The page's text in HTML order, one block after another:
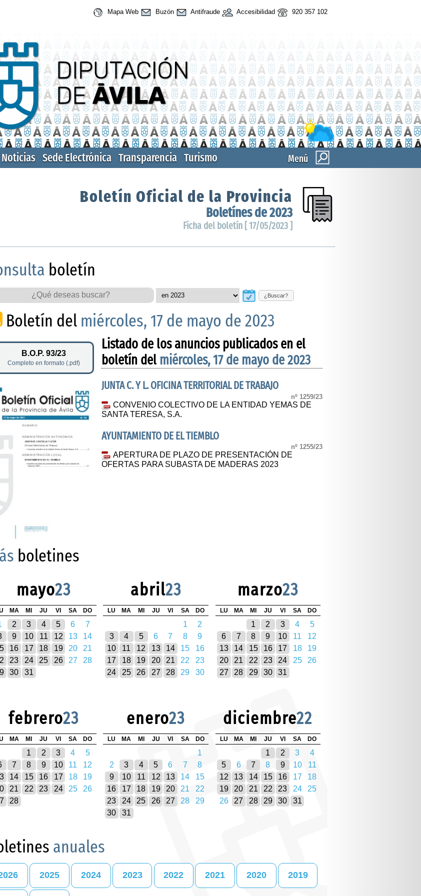
Mapa Web Buzón Antifraude Accesibilidad 920 357 102
Menú
Noticias Sede Electrónica Transparencia Turismo
Boletín Oficial de la Provincia
Boletínes de 2023
Ficha del boletín [ 17/05/2023 ]
boletín
¿Buscar?
Boletín del miércoles, 17 de mayo de 2023
B.O.P. 93/23
Completo en formato (.pdf)
Listado de los anuncios publicados en el
boletín del miércoles, 17 de mayo de 2023
JUNTA C. Y L. OFICINA TERRITORIAL DE TRABAJO
nº 1259/23
CONVENIO COLECTIVO DE LA ENTIDAD YEMAS DE
SANTA TERESA, S.A.
AYUNTAMIENTO DE EL TIEMBLO
nº 1255/23
APERTURA DE PLAZO DE PRESENTACIÓN DE
OFERTAS PARA SUBASTA DE MADERAS 2023
boletines
mayo23
MA MI JU VI SA DO
2 3 4 5 6
7
9 10 11 12 13
14
16 17 18 19 20
21
23 24 25 26 27
28
30 31
abril23
LU MA MI JU VI SA DO
1
2
3
4 5 6 7 8
9
10
11 12 13 14 15
16
17
18 19 20 21 22
23
24
25 26 27 28 29 30
marzo23
LU MA MI JU VI SA DO
1 2 3 4
5
6
7 8 9 10 11
12
13
14 15 16 17 18
19
20
21 22 23 24 25
26
27
28 29 30 31
febrero23
MA MI JU VI SA DO
1 2 3 4
5
7 8 9 10 11
12
14 15 16 17 18
19
21 22 23 24 25
26
28
enero23
LU MA MI JU VI SA DO
1
2
3 4 5 6 7
8
9
10 11 12 13 14
15
16
17 18 19 20 21
22
23
24 25 26 27 28
29
30
31
diciembre22
LU MA MI JU VI SA DO
1 2 3
4
5
6 7 8 9 10
11
12
13 14 15 16 17
18
19
20 21 22 23 24
25
26
27 28 29 30 31
anuales
2025 2024 2023 2022 2021 2020 2019